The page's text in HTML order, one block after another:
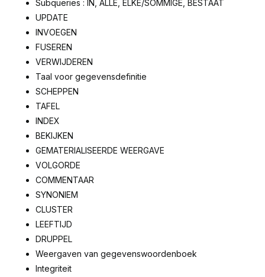
Subqueries : IN, ALLE, ELKE/SOMMIGE, BESTAAT
UPDATE
INVOEGEN
FUSEREN
VERWIJDEREN
Taal voor gegevensdefinitie
SCHEPPEN
TAFEL
INDEX
BEKIJKEN
GEMATERIALISEERDE WEERGAVE
VOLGORDE
COMMENTAAR
SYNONIEM
CLUSTER
LEEFTIJD
DRUPPEL
Weergaven van gegevenswoordenboek
Integriteit